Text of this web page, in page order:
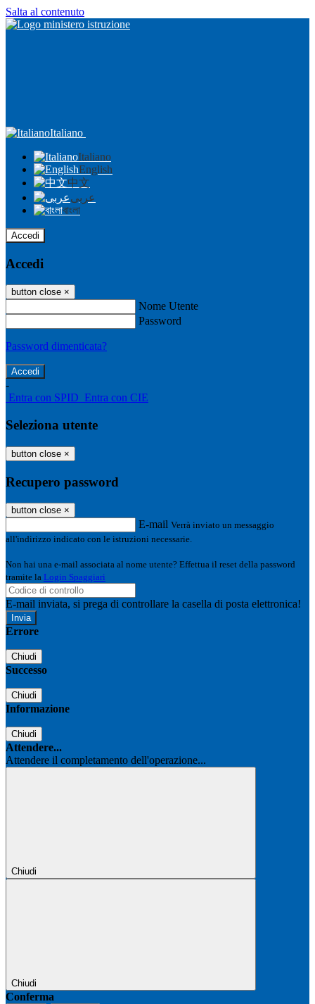
Salta al contenuto
Italiano
Italiano
English
中文
عربى
বাংলা
Accedi
Accedi
button close ×
Nome Utente
Password
Password dimenticata?
-
Entra con SPID Entra con CIE
Seleziona utente
button close ×
Recupero password
button close ×
E-mail Verrà inviato un messaggio
all'indirizzo indicato con le istruzioni necessarie.
Non hai una e-mail associata al nome utente? Effettua il reset della password
tramite la Login Spaggiari
E-mail inviata, si prega di controllare la casella di posta elettronica!
Errore
Chiudi
Successo
Chiudi
Informazione
Chiudi
Attendere...
Attendere il completamento dell'operazione...
Chiudi
Chiudi
Conferma